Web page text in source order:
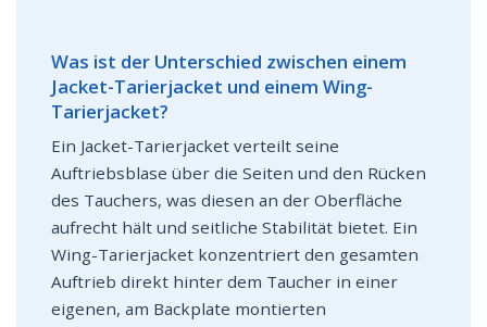
Was ist der Unterschied zwischen einem
Jacket-Tarierjacket und einem Wing-
Tarierjacket?
Ein Jacket-Tarierjacket verteilt seine
Auftriebsblase über die Seiten und den Rücken
des Tauchers, was diesen an der Oberfläche
aufrecht hält und seitliche Stabilität bietet. Ein
Wing-Tarierjacket konzentriert den gesamten
Auftrieb direkt hinter dem Taucher in einer
eigenen, am Backplate montierten